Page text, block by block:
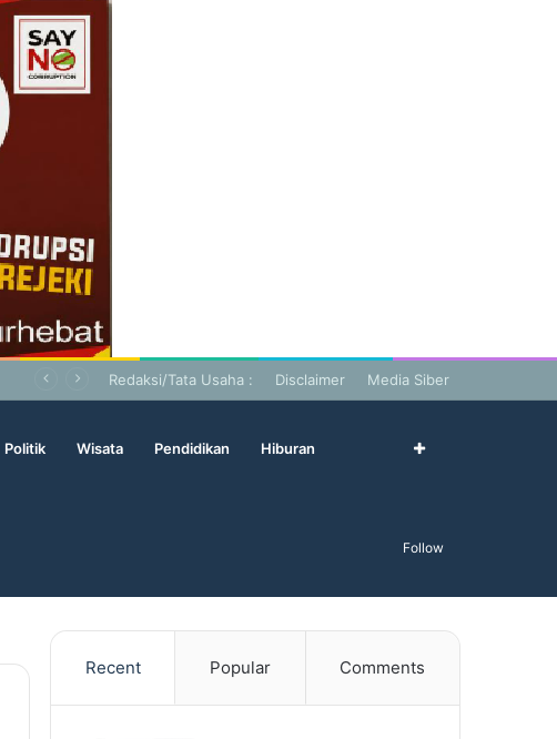
Redaksi/Tata Usaha : Disclaimer Media Siber
Politik Wisata Pendidikan Hiburan
Follow
Recent Popular Comments